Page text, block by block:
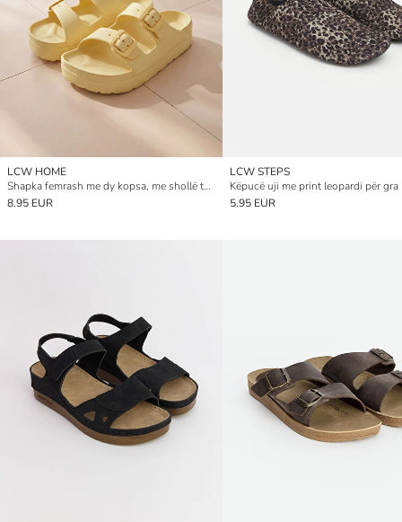
LCW HOME
Shapka femrash me dy kopsa, me shollë të trashë
8.95 EUR
LCW STEPS
Këpucë uji me print leopardi për gra
5.95 EUR